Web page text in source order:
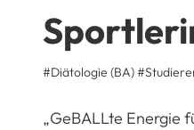
#Diätologie (BA)#
„GeBALLte Energie